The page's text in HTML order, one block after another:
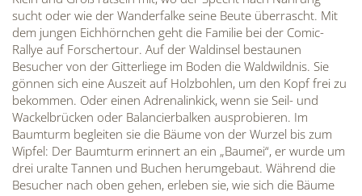
sucht oder wie der Wanderfalke seine Beute überrascht. Mit
dem jungen Eichhörnchen geht die Familie bei der Comic-
Rallye auf Forschertour. Auf der Waldinsel bestaunen
Besucher von der Gitterliege im Boden die Waldwildnis. Sie
gönnen sich eine Auszeit auf Holzbohlen, um den Kopf frei zu
bekommen. Oder einen Adrenalinkick, wenn sie Seil- und
Wackelbrücken oder Balancierbalken ausprobieren. Im
Baumturm begleiten sie die Bäume von der Wurzel bis zum
Wipfel: Der Baumturm erinnert an ein „Baumei“, er wurde um
drei uralte Tannen und Buchen herumgebaut. Während die
Besucher nach oben gehen, erleben sie, wie sich die Bäume